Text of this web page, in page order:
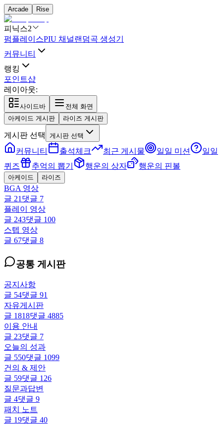
Arcade Rise
피닉스2
펌플레이스PIU 채널랜덤곡 생성기
커뮤니티
랭킹
포인트샵
레이아웃:
사이드바
전체 화면
아케이드 게시판
라이즈 게시판
게시판 선택 게시판 선택
커뮤니티 출석체크 최근 게시물 일일 미션
일일
퀴즈
추억의 뽑기 행운의 상자 행운의 핀볼
아케이드 라이즈
BGA 영상
글 21 댓글 7
플레이 영상
글 243댓글 100
스텝 영상
글 67댓글 8
공통 게시판
공지사항
글 54댓글 91
자유게시판
글 1818댓글 4885
이용 안내
글 23댓글 7
오늘의 성과
글 550댓글 1099
건의 & 제안
글 59댓글 126
질문과답변
글 4댓글 9
패치 노트
글 19댓글 40